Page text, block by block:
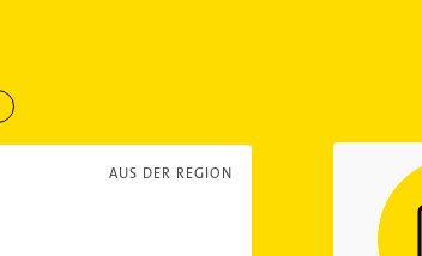
AUS DER REGION